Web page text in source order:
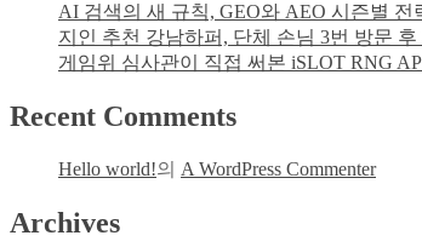
AI 검색의 새 규칙, GEO와 AEO 시즌별
지인 추천 강남하퍼, 단체 손님 3번 방문
게임위 심사관이 직접 써본 iSLOT RNG
Recent Comments
Hello world!의 A WordPress Commenter
Archives